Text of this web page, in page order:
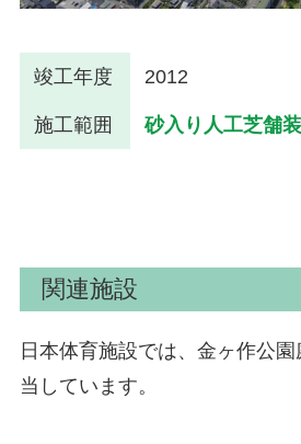
竣工年度 2012
施工範囲 砂入り人工芝舗装
関連施設
日本体育施設では、金ヶ作公
当しています。